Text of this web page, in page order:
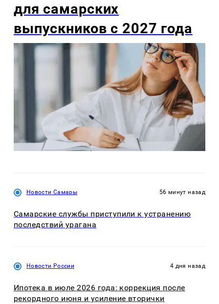
для самарских
выпускников с 2027 года
Новости Самары 56 минут назад
Самарские службы приступили к устранению
последствий урагана
Новости России 4 дня назад
Ипотека в июле 2026 года: коррекция после
рекордного июня и усиление вторички